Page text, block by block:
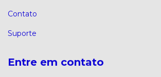
Contato
Suporte
Entre em contato